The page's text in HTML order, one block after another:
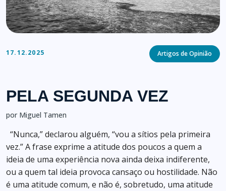
17.12.2025 Categories
Artigos de Opinião
PELA SEGUNDA VEZ
por Miguel Tamen
“Nunca,” declarou alguém, “vou a sítios pela primeira
vez.” A frase exprime a atitude dos poucos a quem a
ideia de uma experiência nova ainda deixa indiferente,
ou a quem tal ideia provoca cansaço ou hostilidade. Não
é uma atitude comum, e não é, sobretudo, uma atitude